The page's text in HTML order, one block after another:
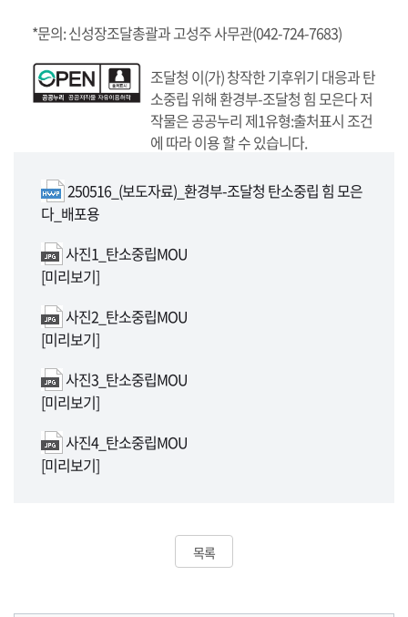
*문의: 신성장조달총괄과 고성주 사무관(042-724-7683)
조달청 이(가) 창작한 기후위기 대응과 탄
소중립 위해 환경부-조달청 힘 모은다 저
작물은 공공누리 제1유형:출처표시 조건
에 따라 이용 할 수 있습니다.
250516_(보도자료)_환경부-조달청 탄소중립 힘 모은
다_배포용
사진1_탄소중립MOU
[미리보기]
사진2_탄소중립MOU
[미리보기]
사진3_탄소중립MOU
[미리보기]
사진4_탄소중립MOU
[미리보기]
목록